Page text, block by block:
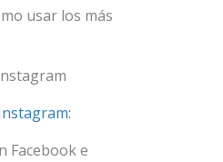
usar los más
Facebook e